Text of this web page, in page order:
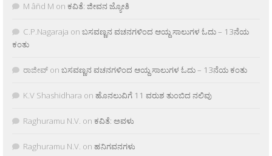
M âñd M on ಕವಿತೆ: ಜೀವನ ಜ್ಯೋತಿ
C.P.Nagaraja on ಬಸವಣ್ಣನ ವಚನಗಳಿಂದ ಆಯ್ದ ಸಾಲುಗಳ ಓದು – 13ನೆಯ
ಕಂತು
ರಾಜೀವ್ on ಬಸವಣ್ಣನ ವಚನಗಳಿಂದ ಆಯ್ದ ಸಾಲುಗಳ ಓದು – 13ನೆಯ ಕಂತು
K.V Shashidhara on ಹೊನಲುವಿಗೆ 11 ವರುಶ ತುಂಬಿದ ನಲಿವು
Raghuramu N.V. on ಕವಿತೆ: ಅವಳು
Raghuramu N.V. on ಹನಿಗವನಗಳು